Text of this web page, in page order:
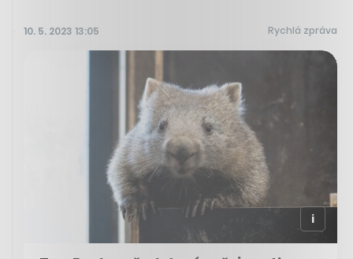
10. 5. 2023 13:05 Rychlá zpráva